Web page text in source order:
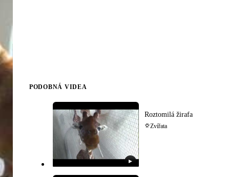
PODOBNÁ VIDEA
▶
Roztomilá žirafa
Zvířata